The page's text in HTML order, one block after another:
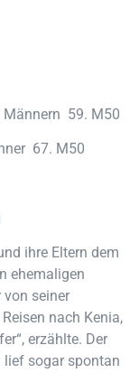
59. M50
67. M50
ihre Eltern dem
ehemaligen
von seiner
nach Kenia,
erzählte. Der
lief sogar spontan